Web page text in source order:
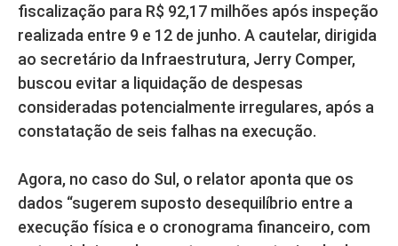
fiscalização para R$ 92,17 milhões após inspeção
realizada entre 9 e 12 de junho. A cautelar, dirigida
ao secretário da Infraestrutura, Jerry Comper,
buscou evitar a liquidação de despesas
consideradas potencialmente irregulares, após a
constatação de seis falhas na execução.
Agora, no caso do Sul, o relator aponta que os
dados “sugerem suposto desequilíbrio entre a
execução física e o cronograma financeiro, com